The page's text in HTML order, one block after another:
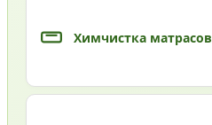
Химчистка матрасов